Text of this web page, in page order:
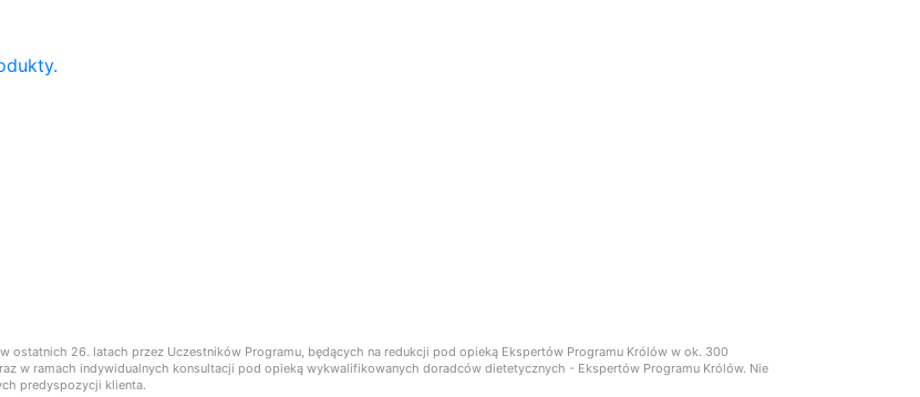
ostatnich 26. latach przez Uczestników Programu, będących na redukcji pod opieką Ekspertów Programu Królów w ok. 300
w ramach indywidualnych konsultacji pod opieką wykwalifikowanych doradców dietetycznych - Ekspertów Programu Królów. Nie
predyspozycji klienta.